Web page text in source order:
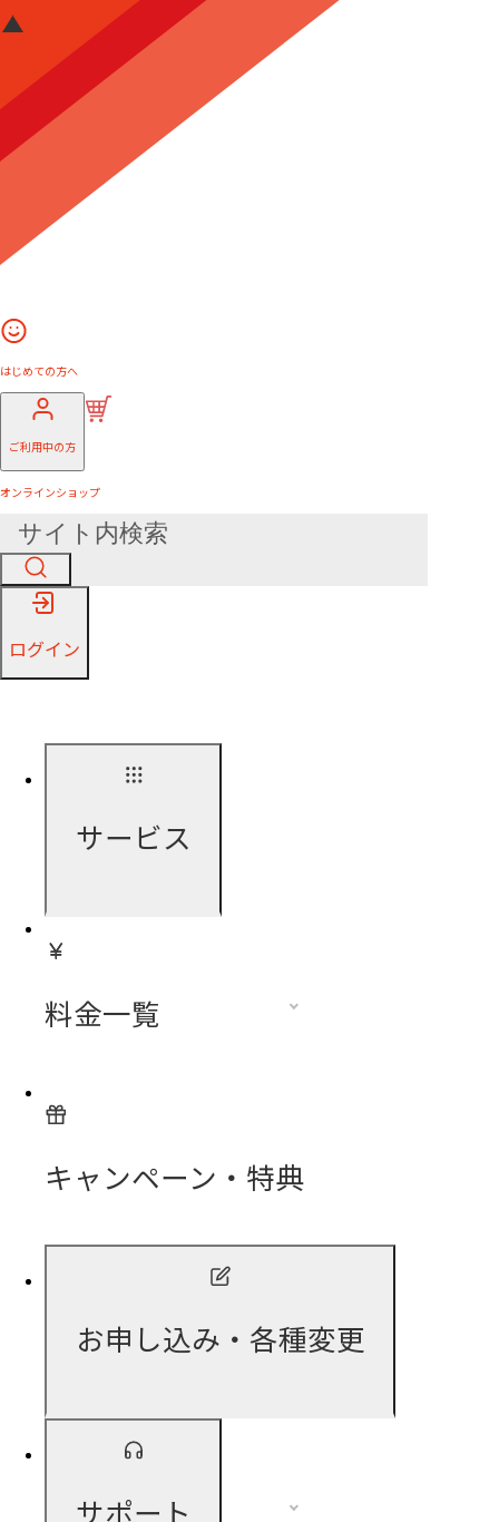
はじめての方へ
ご利用中の方
オンラインショップ
ログイン
サービス
料金一覧
キャンペーン・特典
お申し込み・各種変更
サポート